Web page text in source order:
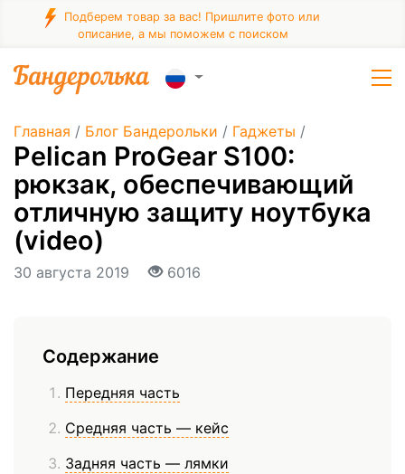
Подберем товар за вас! Пришлите фото или
описание, а мы поможем с поиском
Главная / Блог Бандерольки / Гаджеты /
Pelican ProGear S100:
рюкзак, обеспечивающий
отличную защиту ноутбука
(video)
30 августа 2019 6016
Содержание
Передняя часть
Средняя часть — кейс
Задняя часть — лямки